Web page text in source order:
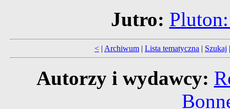
Jutro:
< | Archiwum | Lista tematyczna | Szukaj
Autorzy i wydawcy: